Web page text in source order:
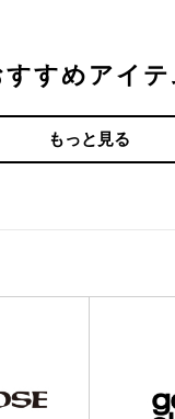
すすめアイテ
もっと見る